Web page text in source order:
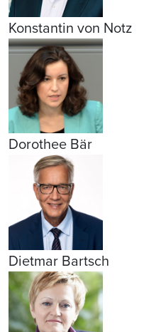
Konstantin von Notz
Dorothee Bär
Dietmar Bartsch